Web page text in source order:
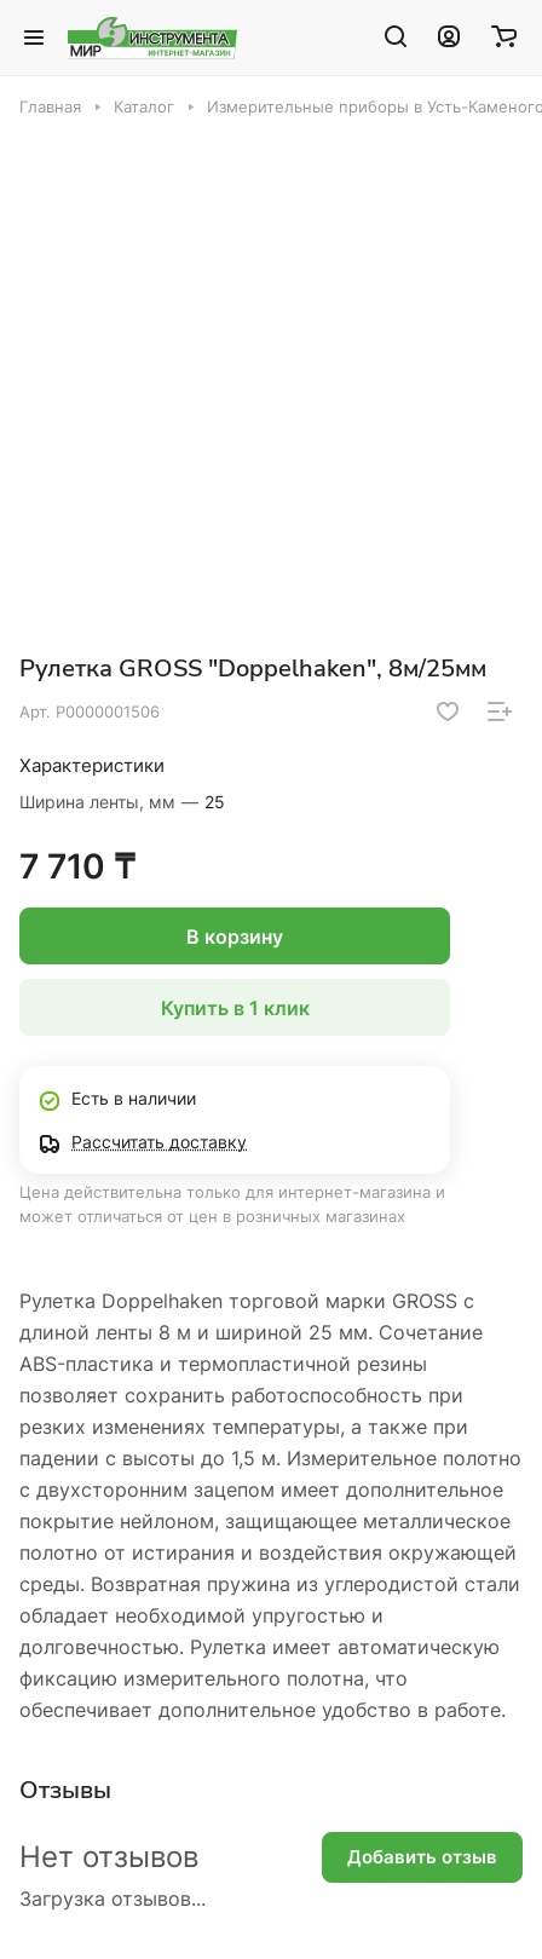
Главная Каталог Измерительные приборы в Усть-
Рулетка GROSS "Doppelhaken", 8м/25мм
Арт. Р0000001506
Характеристики
Ширина ленты, мм — 25
7 710 ₸
В корзину
Купить в 1 клик
Есть в наличии
Рассчитать доставку
Цена действительна только для интернет-магазина и
может отличаться от цен в розничных магазинах
Рулетка Doppelhaken торговой марки GROSS с
длиной ленты 8 м и шириной 25 мм. Сочетание
ABS-пластика и термопластичной резины
позволяет сохранить работоспособность при
резких изменениях температуры, а также при
падении с высоты до 1,5 м. Измерительное полотно
с двухсторонним зацепом имеет дополнительное
покрытие нейлоном, защищающее металлическое
полотно от истирания и воздействия окружающей
среды. Возвратная пружина из углеродистой стали
обладает необходимой упругостью и
долговечностью. Рулетка имеет автоматическую
фиксацию измерительного полотна, что
обеспечивает дополнительное удобство в работе.
Отзывы
Загрузка отзывов...
Нет отзывов Добавить отзыв